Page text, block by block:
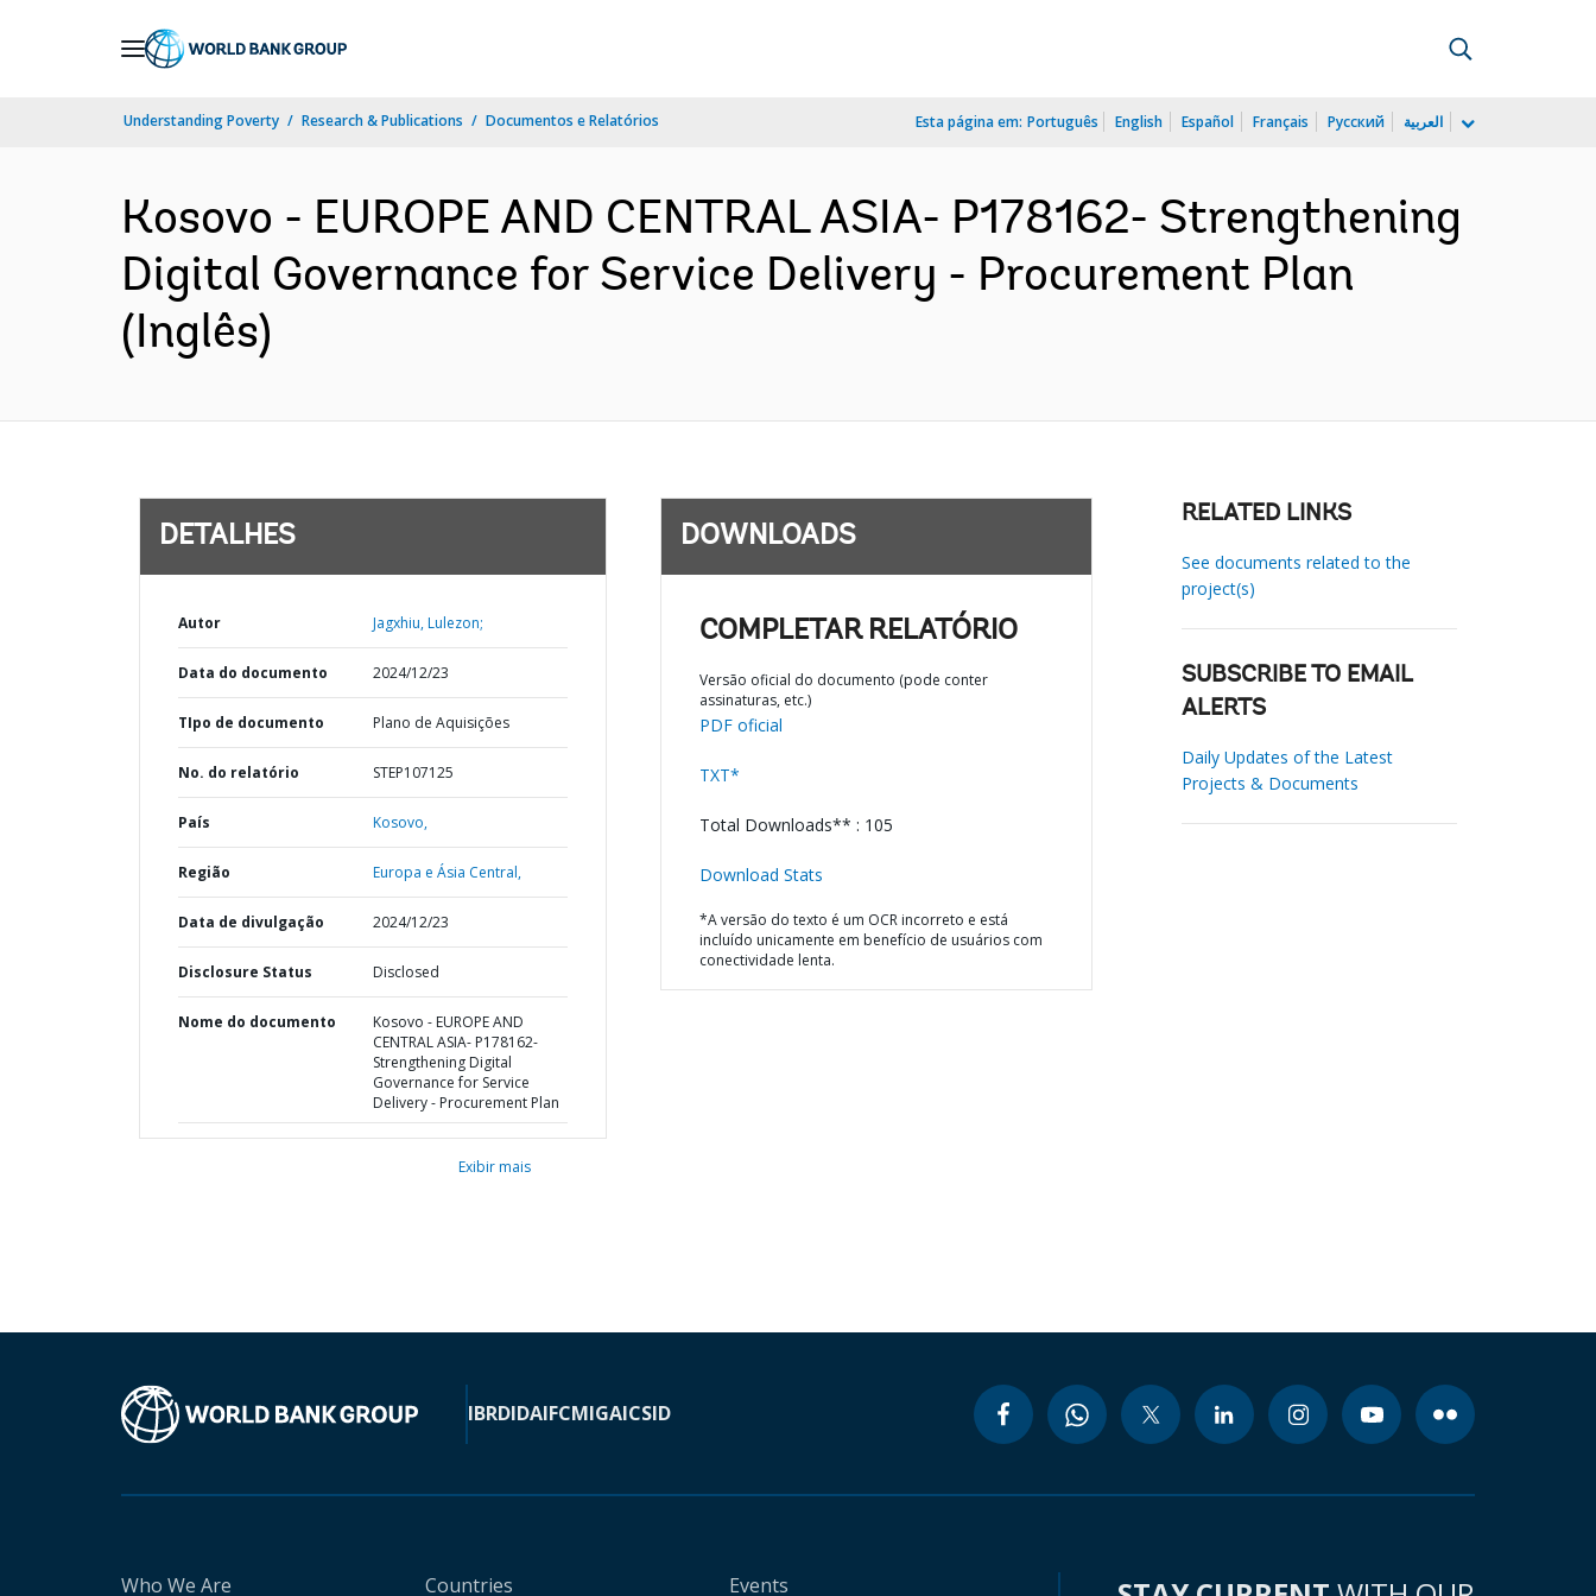
Understanding Poverty Research & Publications Documentos e Relatórios Esta página em: Português English Español Français Русский العربية
Kosovo - EUROPE AND CENTRAL ASIA- P178162- Strengthening
Digital Governance for Service Delivery - Procurement Plan
(Inglês)
DETALHES
Autor Jagxhiu, Lulezon;
Data do documento 2024/12/23
TIpo de documento Plano de Aquisições
No. do relatório STEP107125
País Kosovo,
Região Europa e Ásia Central,
Data de divulgação 2024/12/23
Disclosure Status Disclosed
Nome do documento
Kosovo - EUROPE AND
CENTRAL ASIA- P178162-
Strengthening Digital
Governance for Service
Delivery - Procurement Plan
Exibir mais
DOWNLOADS
COMPLETAR RELATÓRIO
Versão oficial do documento (pode conter
assinaturas, etc.)
PDF oficial
TXT*
Total Downloads** : 105
Download Stats
*A versão do texto é um OCR incorreto e está
incluído unicamente em benefício de usuários com
conectividade lenta.
RELATED LINKS
See documents related to the
project(s)
SUBSCRIBE TO EMAIL
ALERTS
Daily Updates of the Latest
Projects & Documents
IBRDIDAIFCMIGAICSID
Who We Are Countries Events